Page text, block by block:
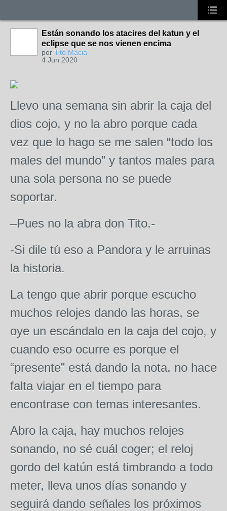
Están sonando los atacires del katun y el
eclipse que se nos vienen encima
por Tito Maciá
4 Jun 2020
Llevo una semana sin abrir la caja del
dios cojo, y no la abro porque cada
vez que lo hago se me salen “todo los
males del mundo” y tantos males para
una sola persona no se puede
soportar.
–Pues no la abra don Tito.-
-Si dile tú eso a Pandora y le arruinas
la historia.
La tengo que abrir porque escucho
muchos relojes dando las horas, se
oye un escándalo en la caja del cojo, y
cuando eso ocurre es porque el
“presente” está dando la nota, no hace
falta viajar en el tiempo para
encontrase con temas interesantes.
Abro la caja, hay muchos relojes
sonando, no sé cuál coger; el reloj
gordo del katún está timbrando a todo
meter, lleva unos días sonando y
seguirá dando señales los próximos